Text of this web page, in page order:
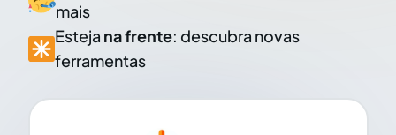
mais
Esteja na frente: descubra novas
ferramentas